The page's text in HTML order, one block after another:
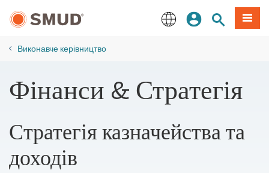
до
змісту
Увійдіть
Пошук по
Меню
​Виконавче керівництво
Фінанси & Стратегія
Стратегія казначейства та
доходів